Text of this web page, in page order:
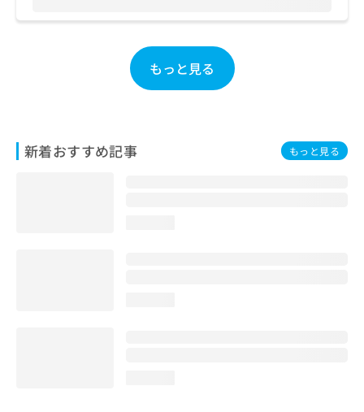
もっと見る
新着おすすめ記事 もっと見る
問
ち
ら